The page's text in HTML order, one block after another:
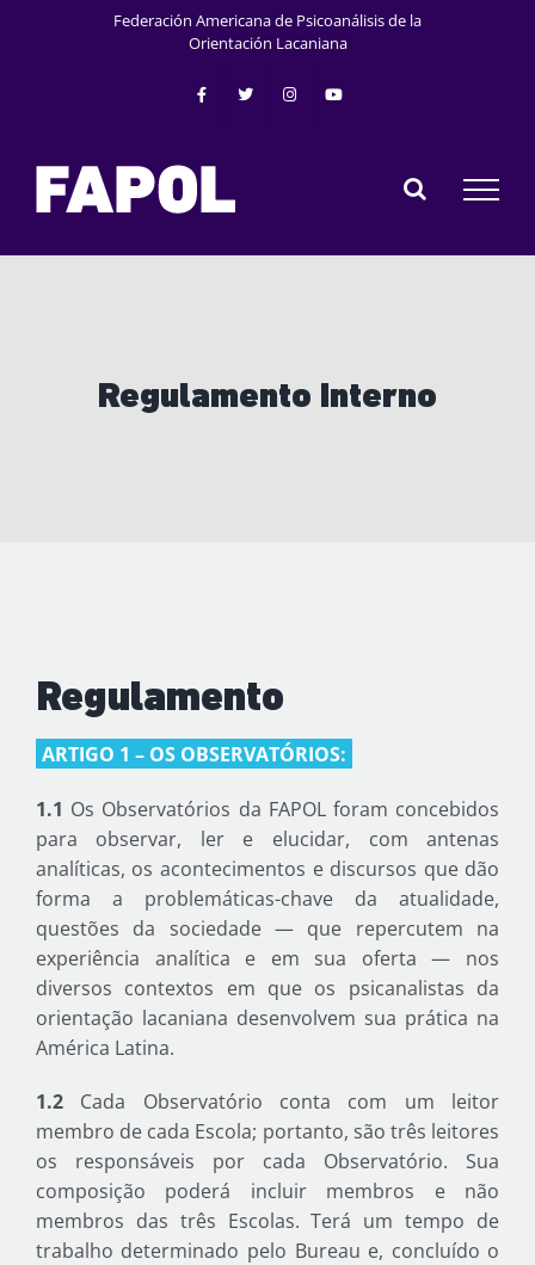
Federación Americana de Psicoanálisis de la
Orientación Lacaniana
Regulamento Interno
Regulamento
ARTIGO 1 – OS OBSERVATÓRIOS:
1.1 Os Observatórios da FAPOL foram concebidos
para observar, ler e elucidar, com antenas
analíticas, os acontecimentos e discursos que dão
forma a problemáticas-chave da atualidade,
questões da sociedade — que repercutem na
experiência analítica e em sua oferta — nos
diversos contextos em que os psicanalistas da
orientação lacaniana desenvolvem sua prática na
América Latina.
1.2Cada Observatório conta com um leitor
membro de cada Escola; portanto, são três leitores
os responsáveis por cada Observatório. Sua
composição poderá incluir membros e não
membros das três Escolas. Terá um tempo de
trabalho determinado pelo Bureau e, concluído o